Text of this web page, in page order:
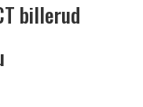
billerud